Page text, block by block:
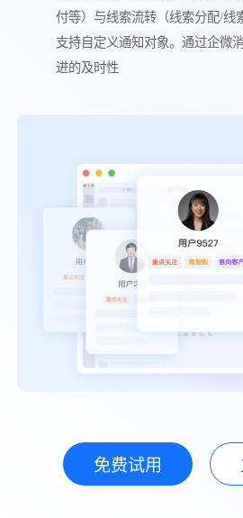
付等）与线索流转（线索分配/线
支持自定义通知对象。通过企微
进的及时性
免费试用